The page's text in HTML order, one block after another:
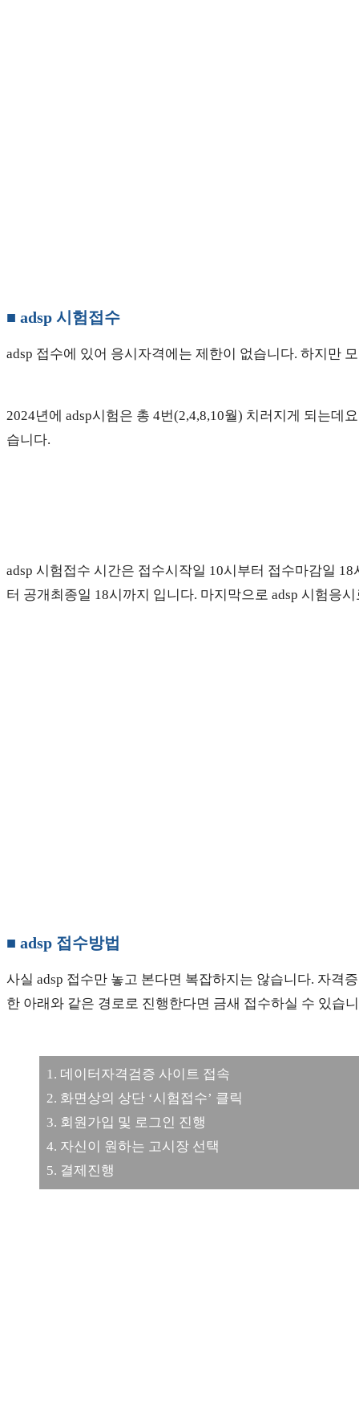
■ adsp 시험접수
adsp 접수에 있어 응시자격에는 제한이 없습니다. 하지만
2024년에 adsp시험은 총 4번(2,4,8,10월) 치러지게 되는데
습니다.
adsp 시험접수 시간은 접수시작일 10시부터 접수마감일
터 공개최종일 18시까지 입니다. 마지막으로 adsp 시험응
■ adsp 접수방법
사실 adsp 접수만 놓고 본다면 복잡하지는 않습니다. 자격
한 아래와 같은 경로로 진행한다면 금새 접수하실 수 있습
1. 데이터자격검증 사이트 접속
2. 화면상의 상단 ‘시험접수’ 클릭
3. 회원가입 및 로그인 진행
4. 자신이 원하는 고시장 선택
5. 결제진행